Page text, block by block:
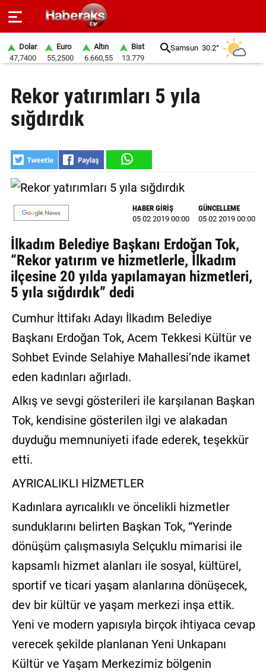
SPOR
YAŞAM
EKONOMİ
BELEDİYELER
SAĞLIK
EĞİTİM
GALERİ
YAZARLAR
BİZE
ULAŞIN
İletişim
Gizlilik
Sözleşmesi
Kullanıcı
Sözleşmesi
Dolar
47,7400
Euro
55,2500
Altın
6.660,55
Bist
13.779
Samsun 30.2°
Rekor yatırımları 5 yıla
sığdırdık
HABER GİRİŞ
05 02 2019 00:00
GÜNCELLEME
05 02 2019 00:00
İlkadım Belediye Başkanı Erdoğan Tok,
“Rekor yatırım ve hizmetlerle, İlkadım
ilçesine 20 yılda yapılamayan hizmetleri,
5 yıla sığdırdık” dedi
Cumhur İttifakı Adayı İlkadım Belediye
Başkanı Erdoğan Tok, Acem Tekkesi Kültür ve
Sohbet Evinde Selahiye Mahallesi’nde ikamet
eden kadınları ağırladı.
Alkış ve sevgi gösterileri ile karşılanan Başkan
Tok, kendisine gösterilen ilgi ve alakadan
duyduğu memnuniyeti ifade ederek, teşekkür
etti.
AYRICALIKLI HİZMETLER
Kadınlara ayrıcalıklı ve öncelikli hizmetler
sunduklarını belirten Başkan Tok, “Yerinde
dönüşüm çalışmasıyla Selçuklu mimarisi ile
kapsamlı hizmet alanları ile sosyal, kültürel,
sportif ve ticari yaşam alanlarına dönüşecek,
dev bir kültür ve yaşam merkezi inşa ettik.
Yeni ve modern yapısıyla birçok ihtiyaca cevap
verecek şekilde planlanan Yeni Unkapanı
Kültür ve Yaşam Merkezimiz bölgenin